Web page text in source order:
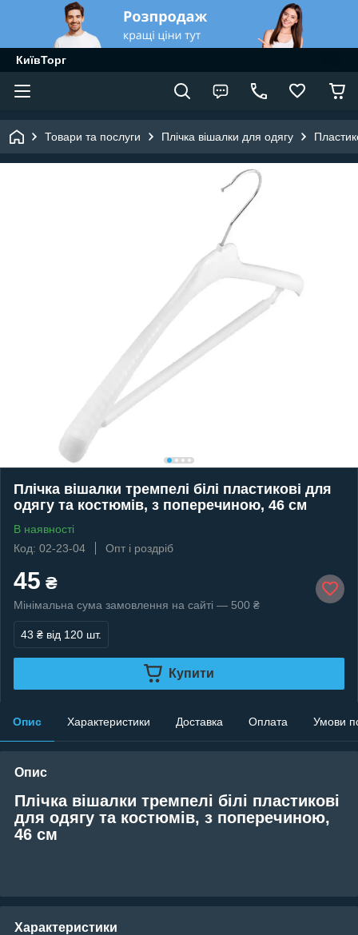
КиївТорг
Товари та послуги Плічка вішалки для одягу
Плічка вішалки тремпелі білі пластикові для
одягу та костюмів, з поперечиною, 46 см
В наявності
Код: 02-23-04
Опт і роздріб
45 ₴
Мінімальна сума замовлення на сайті — 500 ₴
43 ₴ від 120 шт.
Купити
Опис Характеристики Доставка Оплата Умови
Опис
Плічка вішалки тремпелі білі пластикові
для одягу та костюмів, з поперечиною,
46 см
Характеристики